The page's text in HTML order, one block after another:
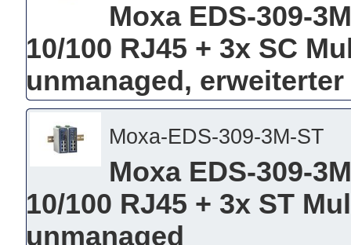
Moxa EDS-309-
10/100 RJ45 + 3x SC
unmanaged,
Moxa-EDS-309-3M-ST
Moxa EDS-309-
10/100 RJ45 + 3x ST
unmanaged